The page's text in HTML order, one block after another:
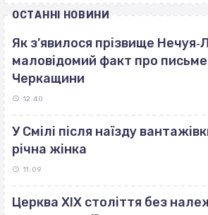
ОСТАННІ НОВИНИ
Як з’явилося прізвище
маловідомий факт про
Черкащини
12:40
У Смілі після наїзду
річна жінка
11:09
Церква ХІХ століття без